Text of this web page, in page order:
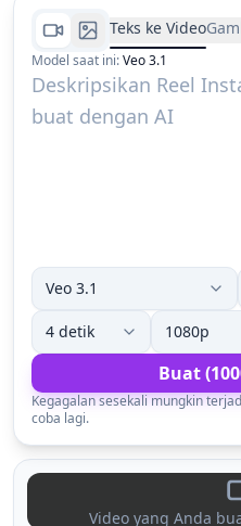
Teks ke Video
Model saat ini:Veo 3.1
Buat
Kegagalan sesekali mungkin
coba lagi.
Video yang Anda